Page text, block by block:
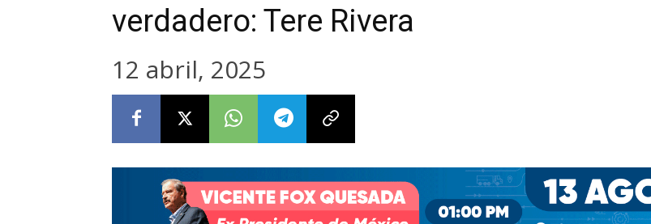
verdadero: Tere Rivera
12 abril, 2025